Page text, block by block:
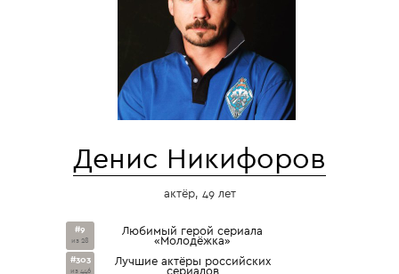
Денис Никифоров
актёр, 49 лет
#9
из 28
Любимый герой сериала
«Молодёжка»
#303
из 446
Лучшие актёры российских
сериалов